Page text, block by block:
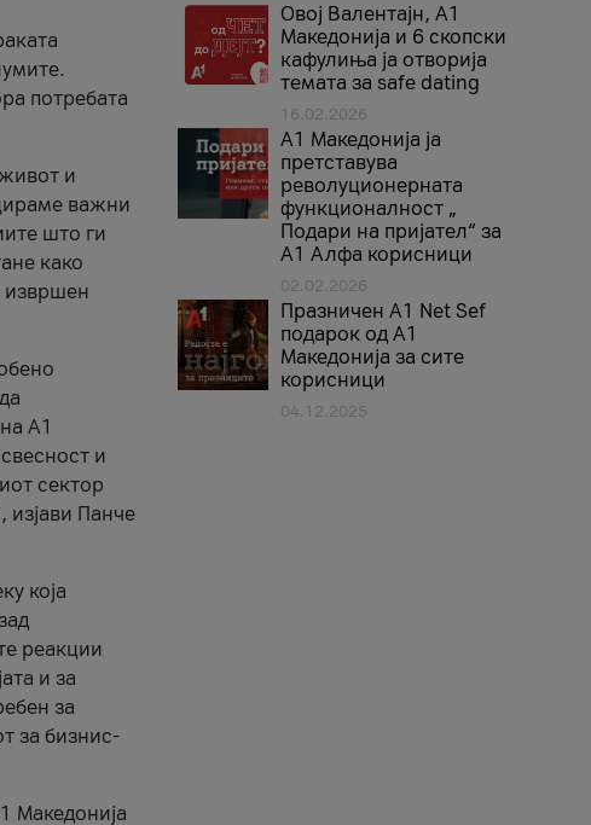
потребата
и
важни
што ги
како
извршен
A1
и
сектор
изјави Панче
која
реакции
и за
за
за бизнис-
Македонија
Овој Валентајн, A1
Македонија и 6 скопски
кафулиња ја отворија
темата за safe dating
16.02.2026
А1 Македонија ја
претставува
револуционерната
функционалност „
Подари на пријател“ за
А1 Алфа корисници
02.02.2026
Празничен A1 Net Sеf
подарок од А1
Македонија за сите
корисници
04.12.2025